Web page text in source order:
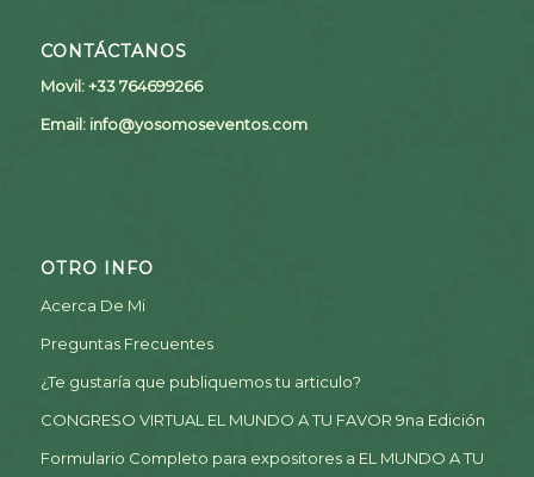
CONTÁCTANOS
Movil: +33 764699266
Email: info@yosomoseventos.com
OTRO INFO
Acerca De Mi
Preguntas Frecuentes
¿Te gustaría que publiquemos tu articulo?
CONGRESO VIRTUAL EL MUNDO A TU FAVOR 9na Edición
Formulario Completo para expositores a EL MUNDO A TU